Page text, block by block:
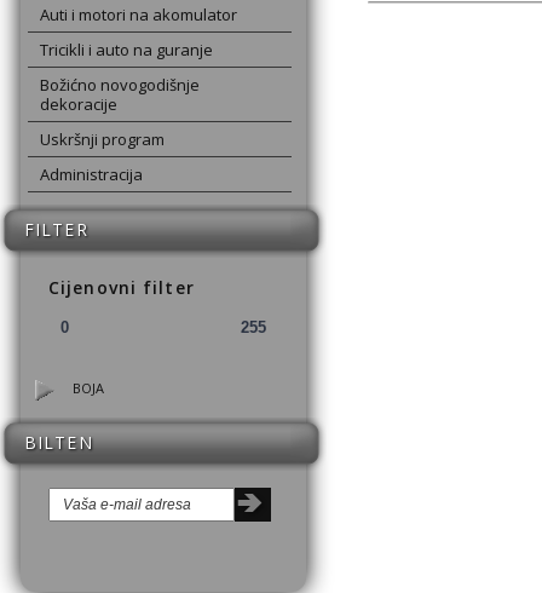
Auti i motori na akomulator
Tricikli i auto na guranje
Božićno novogodišnje
dekoracije
Uskršnji program
Administracija
FILTER
Cijenovni filter
BOJA
BILTEN